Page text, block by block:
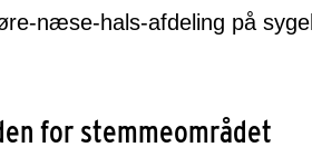
næse-hals-afdeling på
for stemmeområdet